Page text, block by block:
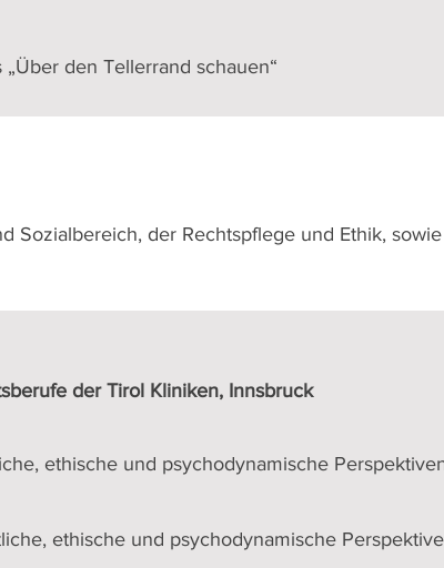
den Tellerrand schauen“
Sozialbereich, der Rechtspflege und Ethik,
der Tirol Kliniken, Innsbruck
ethische und psychodynamische
ethische und psychodynamische